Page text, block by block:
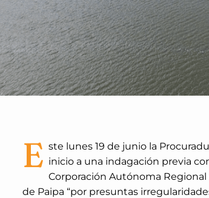
E ste lunes 19 de junio la
inicio a una indagación previa
Corporación Autónoma Regional
de Paipa “por presuntas